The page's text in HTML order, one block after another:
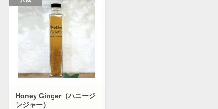
Honey Ginger（ハニージ
ンジャー）